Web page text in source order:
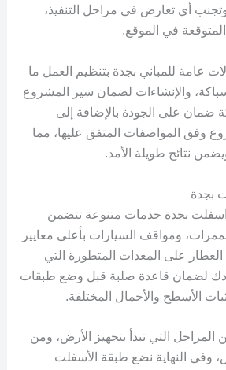
أي تعارض في مراحل التنفيذ،
في الموقع.
عامة للمباني بجدة بتنظيم العمل ما
والإنشاءات لضمان سير المشروع
ضمان على الجودة بالإضافة إلى
وفق المواصفات المتفق عليها، مما
نتائج طويلة الأمد.
بجدة
بجدة خدمات متنوعة تتضمن
ومواقف السيارات بأعلى معايير
العطار على المعدات المتطورة التي
لضمان قاعدة صلبة قبل وضع طبقات
الأسطح والأحمال المختلفة.
المراحل التي تبدأ بتجهيز الأرض، ومن
وفي النهاية نضع طبقة الأسفلت